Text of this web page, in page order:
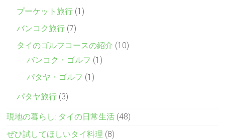
プーケット旅行 (1)
バンコク旅行 (7)
タイのゴルフコースの紹介 (10)
バンコク・ゴルフ (1)
パタヤ・ゴルフ (1)
パタヤ旅行 (3)
現地の暮らし: タイの日常生活 (48)
ぜひ試してほしいタイ料理 (8)